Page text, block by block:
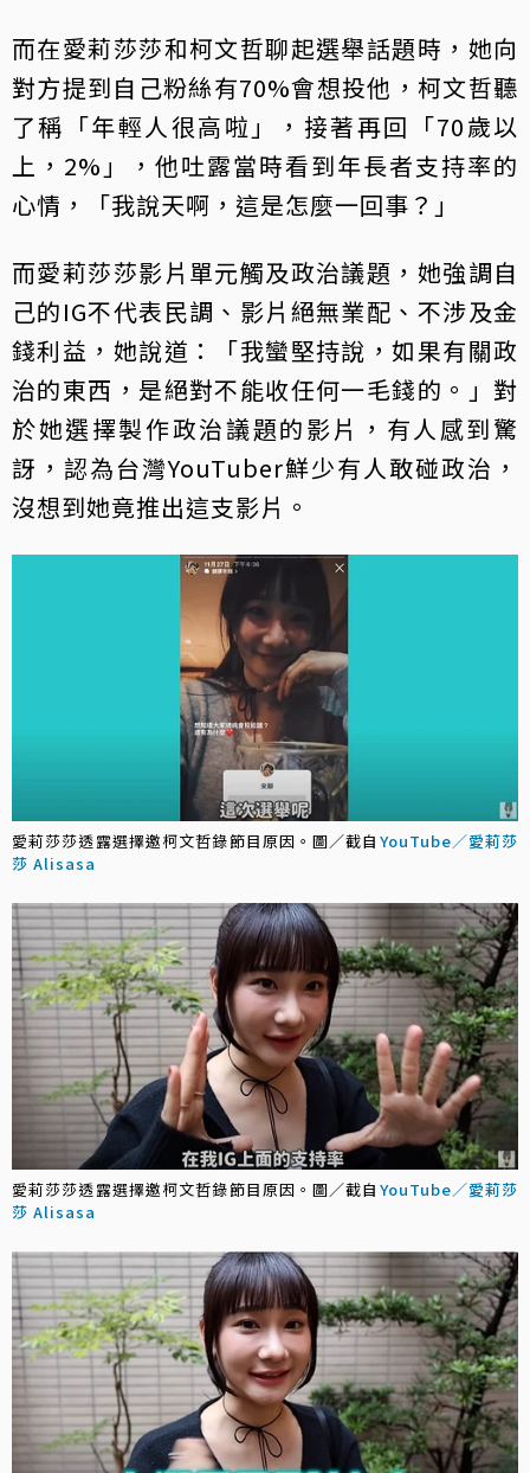
而在愛莉莎莎和柯文哲聊起選舉話題時，她向
對方提到自己粉絲有70%會想投他，柯文哲聽
了稱「年輕人很高啦」，接著再回「70歲以
上，2%」，他吐露當時看到年長者支持率的
心情，「我說天啊，這是怎麼一回事？」
而愛莉莎莎影片單元觸及政治議題，她強調自
己的IG不代表民調、影片絕無業配、不涉及金
錢利益，她說道：「我蠻堅持說，如果有關政
治的東西，是絕對不能收任何一毛錢的。」對
於她選擇製作政治議題的影片，有人感到驚
訝，認為台灣YouTuber鮮少有人敢碰政治，
沒想到她竟推出這支影片。
愛莉莎莎透露選擇邀柯文哲錄節目原因。圖／截自 YouTube／愛莉莎
莎 Alisasa
愛莉莎莎透露選擇邀柯文哲錄節目原因。圖／截自 YouTube／愛莉莎
莎 Alisasa